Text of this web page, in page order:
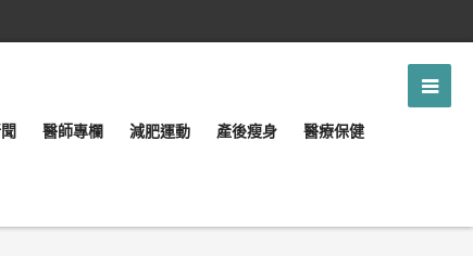
醫師專欄 減肥運動 產後瘦身 醫療保健